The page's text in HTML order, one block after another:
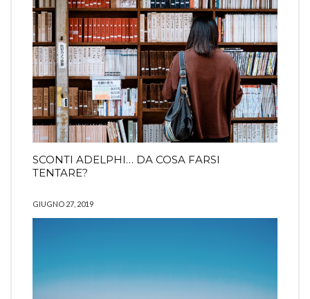
SCONTI ADELPHI… DA COSA FARSI
TENTARE?
GIUGNO 27, 2019